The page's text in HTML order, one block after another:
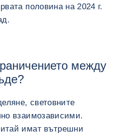
половина на 2024 г.
между
световните
взаимозависими.
имат вътрешни